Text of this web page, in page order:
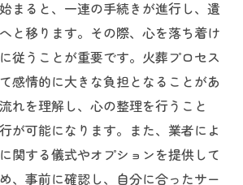
まると、一連の手続きが進行し、遺
と移ります。その際、心を落ち着け
従うことが重要です。火葬プロセス
感情的に大きな負担となることがあ
れを理解し、心の整理を行うこと
が可能になります。また、業者によ
関する儀式やオプションを提供して
、事前に確認し、自分に合ったサー